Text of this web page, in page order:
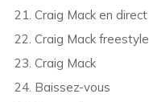
21. Craig Mack en direct
22. Craig Mack freestyle
23. Craig Mack
24. Baissez-vous